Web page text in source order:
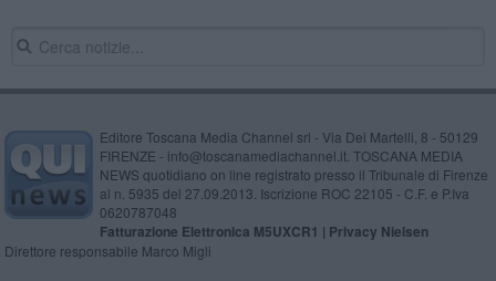
Editore Toscana Media Channel srl - Via Dei Martelli, 8 - 50129
FIRENZE - info@toscanamediachannel.it. TOSCANA MEDIA
NEWS quotidiano on line registrato presso il Tribunale di Firenze
al n. 5935 del 27.09.2013. Iscrizione ROC 22105 - C.F. e P.Iva
0620787048
Fatturazione Elettronica M5UXCR1 | Privacy Nielsen
Direttore responsabile Marco Migli